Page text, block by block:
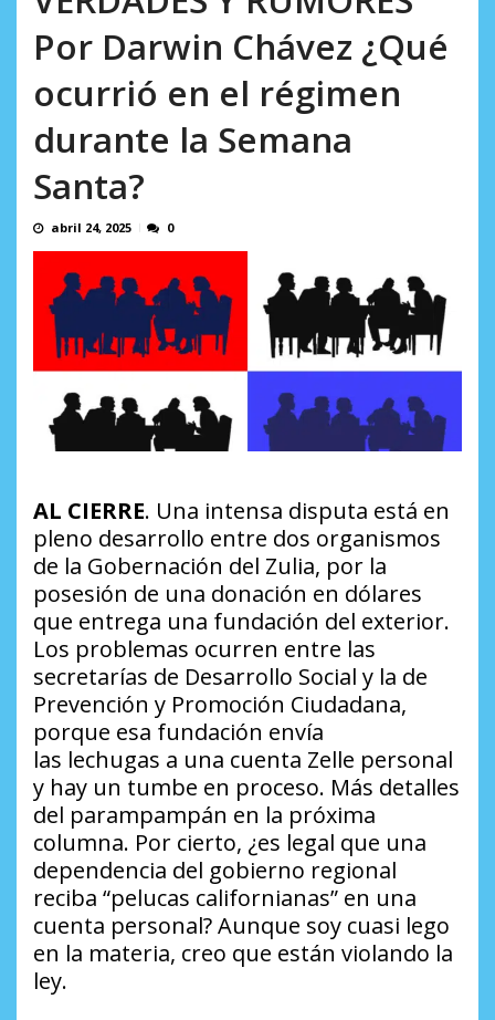
Por Darwin Chávez ¿Qué
ocurrió en el régimen
durante la Semana
Santa?
abril 24, 2025 0
AL CIERRE. Una intensa disputa está en
pleno desarrollo entre dos organismos
de la Gobernación del Zulia, por la
posesión de una donación en dólares
que entrega una fundación del exterior.
Los problemas ocurren entre las
secretarías de Desarrollo Social y la de
Prevención y Promoción Ciudadana,
porque esa fundación envía
las lechugas a una cuenta Zelle personal
y hay un tumbe en proceso. Más detalles
del parampampán en la próxima
columna. Por cierto, ¿es legal que una
dependencia del gobierno regional
reciba “pelucas californianas” en una
cuenta personal?Aunque soy cuasi lego
en la materia, creo que están violando la
ley.